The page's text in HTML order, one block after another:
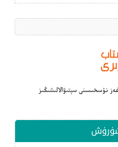
نۇسخىسىنى سېتىۋالالىشىڭىز